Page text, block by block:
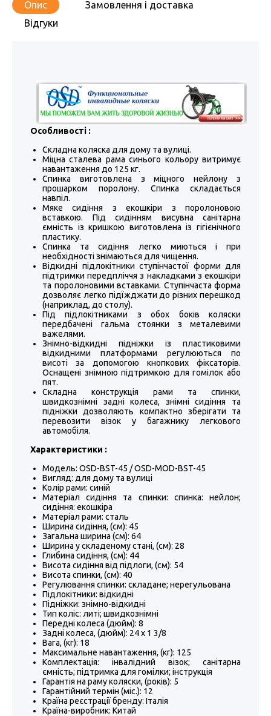
Опис
Замовлення і доставка
Відгуки
Особливості :
Складна коляска для дому та вулиці.
Міцна сталева рама синього кольору витримує
навантаження до 125 кг.
Спинка виготовлена ​​з міцного нейлону з
прошарком поролону. Спинка складається
навпіл.
Мяке сидіння з екошкіри з поролоновою
вставкою. Під сидінням висувна санітарна
ємність із кришкою виготовлена ​​із гігієнічного
пластику.
Спинка та сидіння легко миються і при
необхідності знімаються для чищення.
Відкидні підлокітники ступінчастої форми для
підтримки передпліччя з накладками з екошкіри
та поролоновими вставками. Ступінчаста форма
дозволяє легко підїжджати до різних перешкод
(наприклад, до столу).
Під підлокітниками з обох боків коляски
передбачені гальма стоянки з металевими
важелями.
Знімно-відкидні підніжки із пластиковими
відкидними платформами регулюються по
висоті за допомогою кнопкових фіксаторів.
Оснащені знімною підтримкою для гомілок або
пят.
Складна конструкція рами та спинки,
швидкознімні задні колеса, знімні сидіння та
підніжки дозволяють компактно зберігати та
перевозити візок у багажнику легкового
автомобіля.
Характеристики :
Модель: OSD-BST-45 / OSD-MOD-BST-45
Вигляд: для дому та вулиці
Колір рами: синій
Матеріал сидіння та спинки: спинка: нейлон;
сидіння: екошкіра
Матеріал рами: сталь
Ширина сидіння, (см): 45
Загальна ширина (см): 64
Ширина у складеному стані, (см): 28
Глибина сидіння, (см): 44
Висота сидіння від підлоги, (см): 54
Висота спинки, (см): 40
Регулювання спинки: складане; нерегульована
Підлокітники: відкидні
Підніжки: знімно-відкидні
Тип коліс: литі; швидкознімні
Передні колеса (дюйм): 8
Задні колеса, (дюйм): 24 х 1 3/8
Вага, (кг): 18
Максимальне навантаження, (кг): 125
Комплектація: інвалідний візок; санітарна
ємність; підтримка для гомілки; інструкція
Гарантія на раму коляски, (років): 5
Гарантійний термін (міс.): 12
Країна реєстрації бренду: Італія
Країна-виробник: Китай